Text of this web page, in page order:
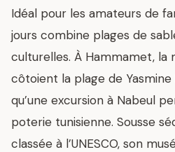
Idéal pour les amateurs de
jours combine plages de
culturelles. À Hammamet, la
côtoient la plage de
qu’une excursion à Nabeul
poterie tunisienne. Sousse
classée à l’UNESCO, son